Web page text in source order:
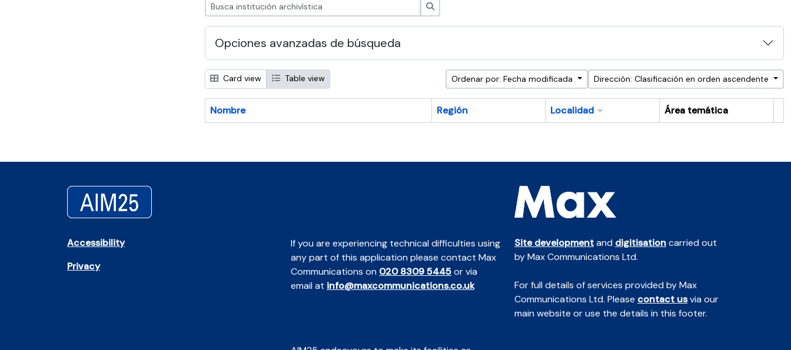
Opciones avanzadas de búsqueda
Card view Table view Ordenar por: Fecha modificada Dirección: Clasificación en orden ascendente
Nombre Región Localidad
Área temática
Accessibility
Privacy
If you are experiencing technical difficulties using
any part of this application please contact Max
Communications on 020 8309 5445or via
email at info@maxcommunications.co.uk
Site developmentand digitisationcarried out
by Max Communications Ltd.
For full details of services provided by Max
Communications Ltd. Please contact usvia our
main website or use the details in this footer.